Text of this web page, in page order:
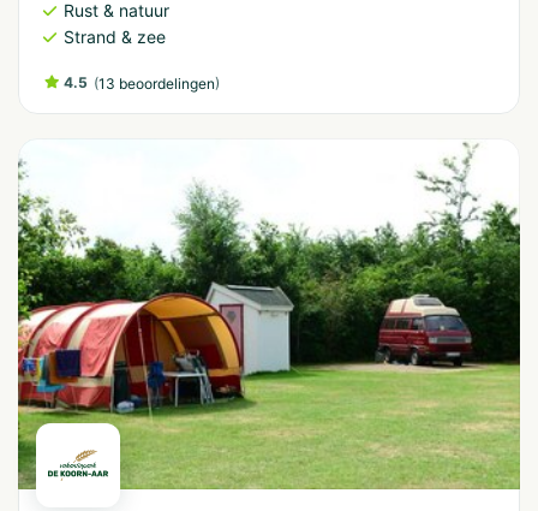
Rust & natuur
Strand & zee
4.5 (13 beoordelingen)